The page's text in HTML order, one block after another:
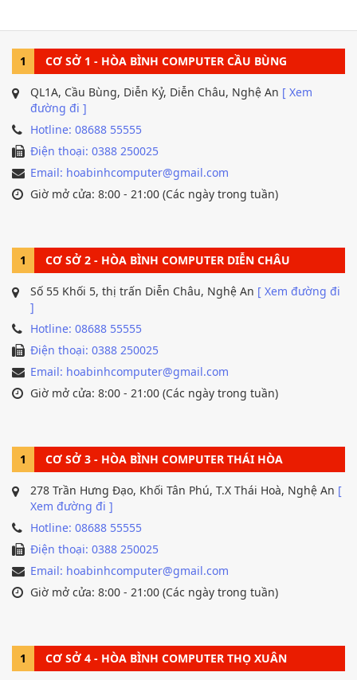
1 CƠ SỞ 1 - HÒA BÌNH COMPUTER CẦU BÙNG
QL1A, Cầu Bùng, Diễn Kỷ, Diễn Châu, Nghệ An [ Xem
đường đi ]
Hotline: 08688 55555
Điện thoại: 0388 250025
Email: hoabinhcomputer@gmail.com
Giờ mở cửa: 8:00 - 21:00 (Các ngày trong tuần)
1 CƠ SỞ 2 - HÒA BÌNH COMPUTER DIỄN CHÂU
Số 55 Khối 5, thị trấn Diễn Châu, Nghệ An [ Xem đường đi
]
Hotline: 08688 55555
Điện thoại: 0388 250025
Email: hoabinhcomputer@gmail.com
Giờ mở cửa: 8:00 - 21:00 (Các ngày trong tuần)
1 CƠ SỞ 3 - HÒA BÌNH COMPUTER THÁI HÒA
278 Trần Hưng Đạo, Khối Tân Phú, T.X Thái Hoà, Nghệ An [
Xem đường đi ]
Hotline: 08688 55555
Điện thoại: 0388 250025
Email: hoabinhcomputer@gmail.com
Giờ mở cửa: 8:00 - 21:00 (Các ngày trong tuần)
1 CƠ SỞ 4 - HÒA BÌNH COMPUTER THỌ XUÂN